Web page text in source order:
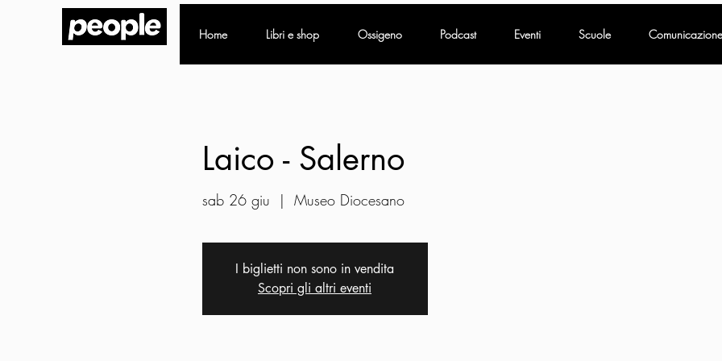
Home Libri e shop Ossigeno Podcast Eventi Scuole Comunicazione
Laico - Salerno
sab 26 giu
  |
Museo Diocesano
I biglietti non sono in vendita
Scopri gli altri eventi